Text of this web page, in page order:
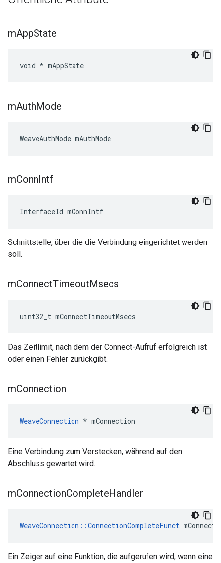
mAppState
void * mAppState
mAuthMode
WeaveAuthMode mAuthMode
mConnIntf
InterfaceId mConnIntf
Schnittstelle, über die die Verbindung eingerichtet werden
soll.
mConnectTimeoutMsecs
uint32_t mConnectTimeoutMsecs
Das Zeitlimit, nach dem der Connect-Aufruf erfolgreich ist
oder einen Fehler zurückgibt.
mConnection
WeaveConnection * mConnection
Eine Verbindung zum Verstecken, während auf den
Abschluss gewartet wird.
mConnectionCompleteHandler
WeaveConnection::ConnectionCompleteFunct
Ein Zeiger auf eine Funktion, die aufgerufen wird, wenn eine